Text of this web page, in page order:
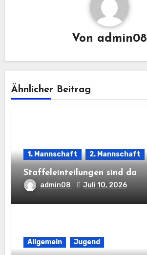
Von admin08
Ähnlicher Beitrag
1. Mannschaft 2. Mannschaft
Staffeleinteilungen sind da
admin08 Juli 10, 2026
Allgemein Jugend